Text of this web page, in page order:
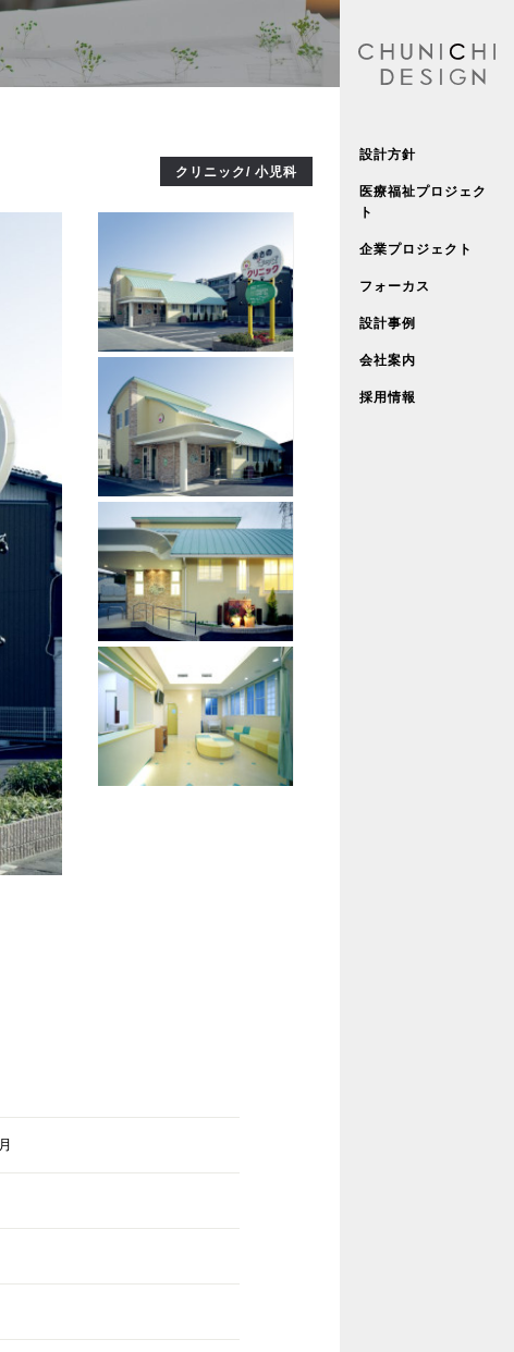
設計方針
医療福祉プロジェク
ト
企業プロジェクト
フォーカス
設計事例
会社案内
採用情報
クリニック/ 小児科